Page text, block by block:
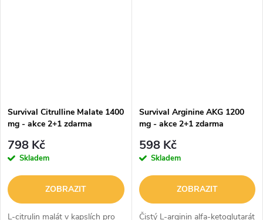
Survival Citrulline Malate 1400
mg - akce 2+1 zdarma
798 Kč
Skladem
ZOBRAZIT
L-citrulin malát v kapslích pro
Survival Arginine AKG 1200
mg - akce 2+1 zdarma
598 Kč
Skladem
ZOBRAZIT
Čistý L-arginin alfa-ketoglutarát